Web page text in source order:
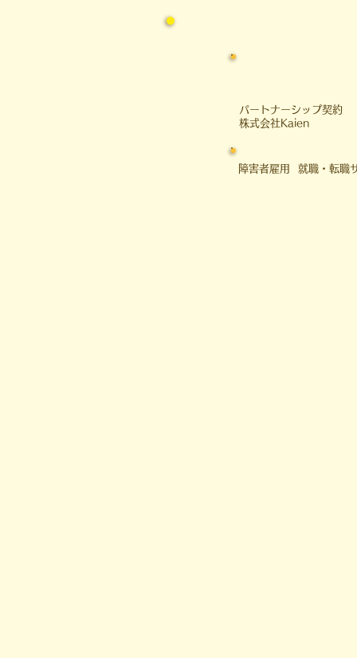
​パートナーシップ契約
​株式会社Kaien
障害者雇用 就職・転職